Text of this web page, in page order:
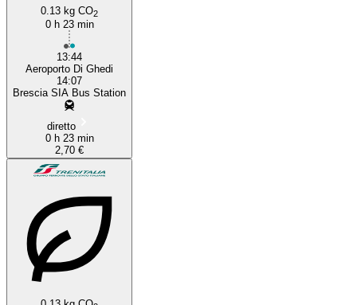
0.13 kg CO2
0 h 23 min
13:44
Aeroporto Di Ghedi
14:07
Brescia SIA Bus Station
diretto
0 h 23 min
2,70 €